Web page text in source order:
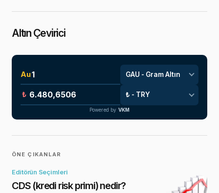
Altın Çevirici
Au
₺
Powered by VKM
ÖNE ÇIKANLAR
Editörün Seçimleri
CDS (kredi risk primi) nedir?